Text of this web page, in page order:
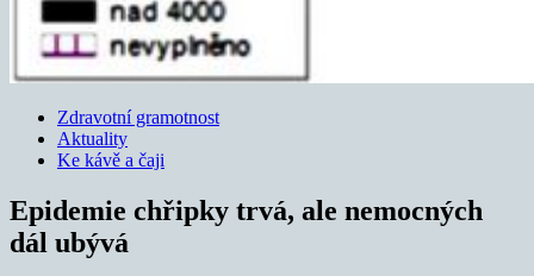
Zdravotní gramotnost
Aktuality
Ke kávě a čaji
Epidemie chřipky trvá, ale nemocných
dál ubývá